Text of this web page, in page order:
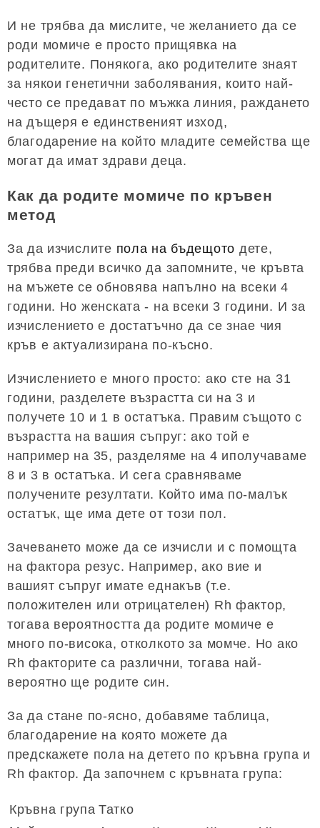
И не трябва да мислите, че желанието да се
роди момиче е просто прищявка на
родителите. Понякога, ако родителите знаят
за някои генетични заболявания, които най-
често се предават по мъжка линия, раждането
на дъщеря е единственият изход,
благодарение на който младите семейства ще
могат да имат здрави деца.
Как да родите момиче по кръвен
метод
За да изчислите пола на бъдещото дете,
трябва преди всичко да запомните, че кръвта
на мъжете се обновява напълно на всеки 4
години. Но женската - на всеки 3 години. И за
изчислението е достатъчно да се знае чия
кръв е актуализирана по-късно.
Изчислението е много просто: ако сте на 31
години, разделете възрастта си на 3 и
получете 10 и 1 в остатъка. Правим същото с
възрастта на вашия съпруг: ако той е
например на 35, разделяме на 4 иполучаваме
8 и 3 в остатъка. И сега сравняваме
получените резултати. Който има по-малък
остатък, ще има дете от този пол.
Зачеването може да се изчисли и с помощта
на фактора резус. Например, ако вие и
вашият съпруг имате еднакъв (т.е.
положителен или отрицателен) Rh фактор,
тогава вероятността да родите момиче е
много по-висока, отколкото за момче. Но ако
Rh факторите са различни, тогава най-
вероятно ще родите син.
За да стане по-ясно, добавяме таблица,
благодарение на която можете да
предскажете пола на детето по кръвна група и
Rh фактор. Да започнем с кръвната група:
Кръвна група Татко